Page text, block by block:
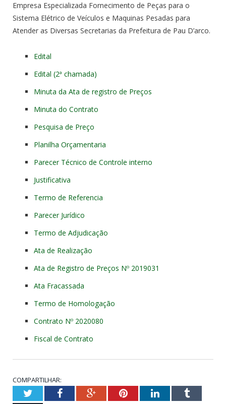
Empresa Especializada Fornecimento de Peças para o
Sistema Elétrico de Veículos e Maquinas Pesadas para
Atender as Diversas Secretarias da Prefeitura de Pau D’arco.
Edital
Edital (2ª chamada)
Minuta da Ata de registro de Preços
Minuta do Contrato
Pesquisa de Preço
Planilha Orçamentaria
Parecer Técnico de Controle interno
Justificativa
Termo de Referencia
Parecer Jurídico
Termo de Adjudicação
Ata de Realização
Ata de Registro de Preços Nº 2019031
Ata Fracassada
Termo de Homologação
Contrato Nº 2020080
Fiscal de Contrato
COMPARTILHAR:
TwitterFacebookGoogle+PinterestLinkedInTumblr